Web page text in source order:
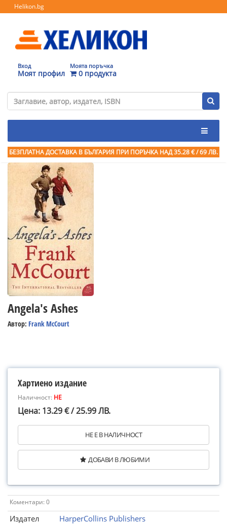
Helikon.bg
Вход
Моят профил
Моята поръчка
0 продукта
БЕЗПЛАТНА ДОСТАВКА В БЪЛГАРИЯ ПРИ ПОРЪЧКА НАД 35.28 € / 69 ЛВ.
Angela's Ashes
Автор: Frank McCourt
Хартиено издание
Наличност: НЕ
Цена: 13.29 € / 25.99 ЛВ.
НЕ Е В НАЛИЧНОСТ
ДОБАВИ В ЛЮБИМИ
Коментари: 0
Издател
HarperCollins Publishers